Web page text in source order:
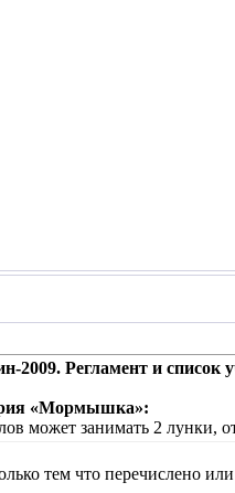
2009. Регламент и список
«Мормышка»:
может занимать 2 лунки,
тем что перечислено